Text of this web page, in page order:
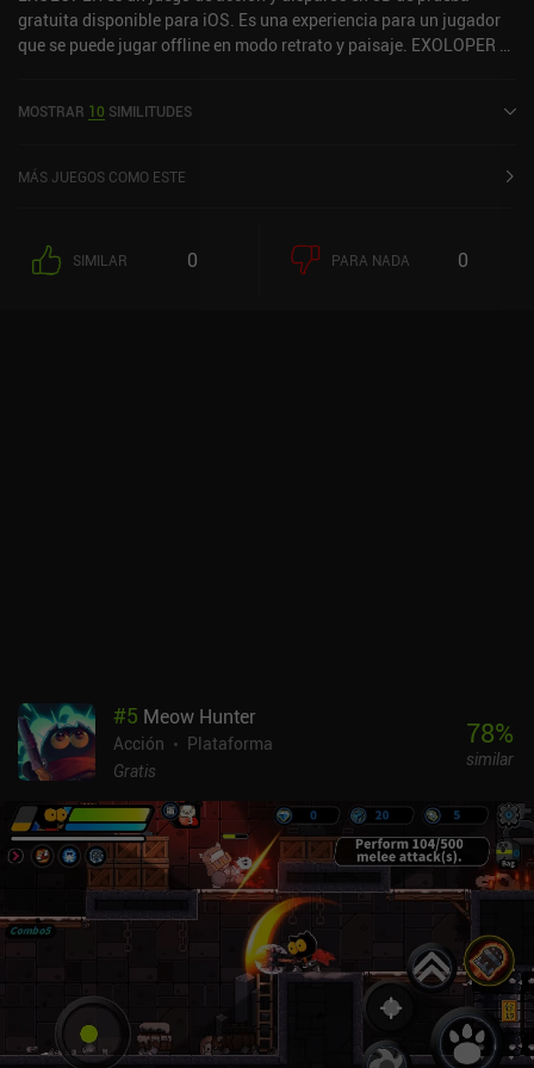
de niveles poco interesante.
gratuita disponible para iOS. Es una experiencia para un jugador
que se puede jugar offline en modo retrato y paisaje. EXOLOPER se
MOSTRAR 10 SIMILITUDES
MÁS JUEGOS COMO ESTE
SIMILAR 0 PARA NADA 0
#5 Meow Hunter
Acción
Plataforma
Gratis
78%
similar